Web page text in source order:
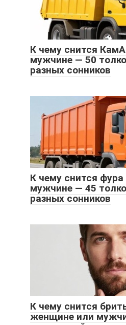
К чему снится
мужчине — 50
разных сонников
К чему снится
мужчине — 45
разных сонников
К чему снится
женщине или